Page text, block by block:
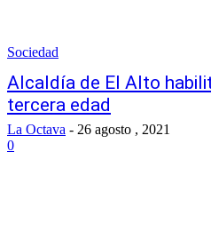
Sociedad
Alcaldía de El Alto
tercera edad
La Octava - 26 agosto , 2021
0